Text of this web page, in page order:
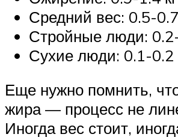
Средний вес: 0.5-0.7
Стройные люди:
Сухие люди: 0.1-0.2
Еще нужно помнить,
жира — процесс не
Иногда вес стоит,